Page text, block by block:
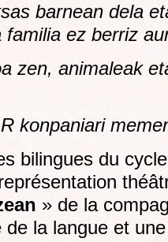
barnean dela
familia ez berriz
zen, animaleak
konpaniari
bilingues du
» de la
de la langue et